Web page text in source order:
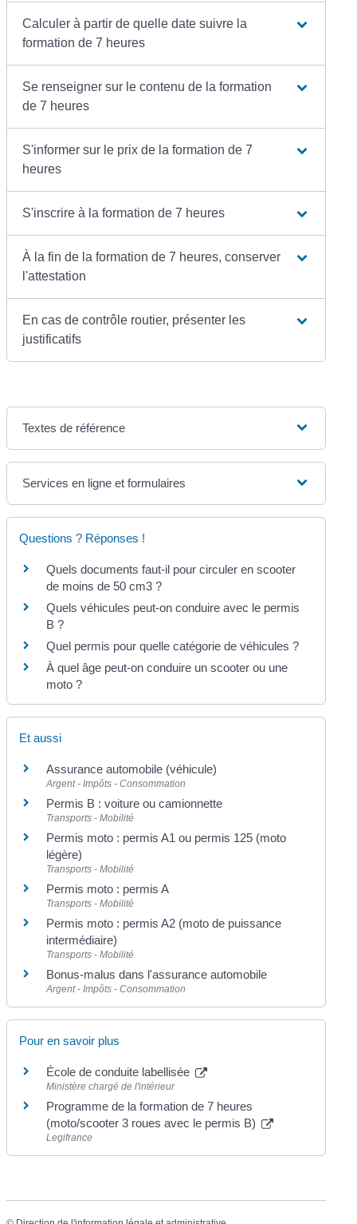
Calculer à partir de quelle date suivre la
formation de 7 heures
Se renseigner sur le contenu de la formation
de 7 heures
S'informer sur le prix de la formation de 7
heures
S'inscrire à la formation de 7 heures
À la fin de la formation de 7 heures, conserver
l'attestation
En cas de contrôle routier, présenter les
justificatifs
Textes de référence
Services en ligne et formulaires
Questions ? Réponses !
Quels documents faut-il pour circuler en scooter
de moins de 50 cm3 ?
Quels véhicules peut-on conduire avec le permis
B ?
Quel permis pour quelle catégorie de véhicules ?
À quel âge peut-on conduire un scooter ou une
moto ?
Et aussi
Assurance automobile (véhicule)
Argent - Impôts - Consommation
Permis B : voiture ou camionnette
Transports - Mobilité
Permis moto : permis A1 ou permis 125 (moto
légère)
Transports - Mobilité
Permis moto : permis A
Transports - Mobilité
Permis moto : permis A2 (moto de puissance
intermédiaire)
Transports - Mobilité
Bonus-malus dans l'assurance automobile
Argent - Impôts - Consommation
Pour en savoir plus
École de conduite labellisée
Ministère chargé de l'intérieur
Programme de la formation de 7 heures
(moto/scooter 3 roues avec le permis B)
Legifrance